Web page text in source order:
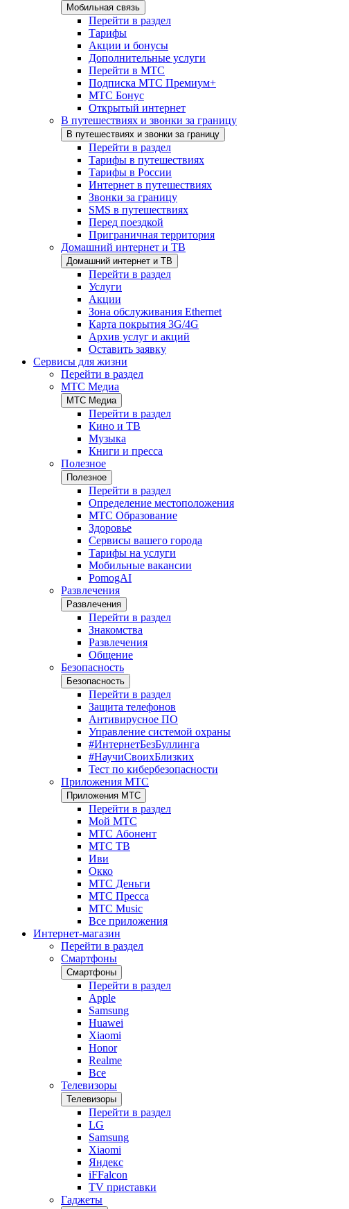
Мобильная связь
Перейти в раздел
Тарифы
Акции и бонусы
Дополнительные услуги
Перейти в МТС
Подписка МТС Премиум+
МТС Бонус
Открытый интернет
В путешествиях и звонки за границу
В путешествиях и звонки за границу
Перейти в раздел
Тарифы в путешествиях
Тарифы в России
Интернет в путешествиях
Звонки за границу
SMS в путешествиях
Перед поездкой
Приграничная территория
Домашний интернет и ТВ
Домашний интернет и ТВ
Перейти в раздел
Услуги
Акции
Зона обслуживания Ethernet
Карта покрытия 3G/4G
Архив услуг и акций
Оставить заявку
Сервисы для жизни
Перейти в раздел
МТС Медиа
МТС Медиа
Перейти в раздел
Кино и ТВ
Музыка
Книги и пресса
Полезное
Полезное
Перейти в раздел
Определение местоположения
МТС Образование
Здоровье
Сервисы вашего города
Тарифы на услуги
Мобильные вакансии
PomogAI
Развлечения
Развлечения
Перейти в раздел
Знакомства
Развлечения
Общение
Безопасность
Безопасность
Перейти в раздел
Защита телефонов
Антивирусное ПО
Управление системой охраны
#ИнтернетБезБуллинга
#НаучиСвоихБлизких
Тест по кибербезопасности
Приложения МТС
Приложения МТС
Перейти в раздел
Мой МТС
МТС Абонент
МТС ТВ
Иви
Окко
МТС Деньги
МТС Пресса
МТС Music
Все приложения
Интернет-магазин
Перейти в раздел
Смартфоны
Смартфоны
Перейти в раздел
Apple
Samsung
Huawei
Xiaomi
Honor
Realme
Все
Телевизоры
Телевизоры
Перейти в раздел
LG
Samsung
Xiaomi
Яндекс
iFFalcon
TV приставки
Гаджеты